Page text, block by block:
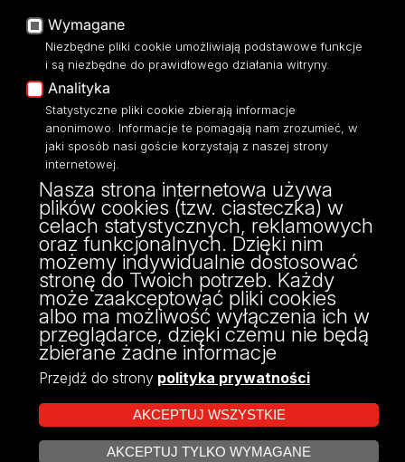
Moodle
Eksperci UŁ
Polityka Prywatności
Dostępność
ul. Pomorska 171/173
90-236 Łódź
kontakt@filologia.uni.lodz.pl
tel: 42/665 51 06
fax: 42/665 52 54
Projekt Multiportalu UŁ współfinansowany z funduszy Unii Europejskiej w
Wymagane
Niezbędne pliki cookie umożliwiają podstawowe funkcje
i są niezbędne do prawidłowego działania witryny.
Analityka
Statystyczne pliki cookie zbierają informacje
anonimowo. Informacje te pomagają nam zrozumieć, w
jaki sposób nasi goście korzystają z naszej strony
internetowej.
Nasza strona internetowa używa
plików cookies (tzw. ciasteczka) w
celach statystycznych, reklamowych
oraz funkcjonalnych. Dzięki nim
możemy indywidualnie dostosować
stronę do Twoich potrzeb. Każdy
może zaakceptować pliki cookies
albo ma możliwość wyłączenia ich w
przeglądarce, dzięki czemu nie będą
zbierane żadne informacje
Przejdź do strony polityka prywatności
AKCEPTUJ WSZYSTKIE
AKCEPTUJ TYLKO WYMAGANE